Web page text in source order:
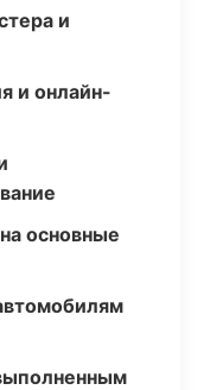
и
и онлайн-
основные